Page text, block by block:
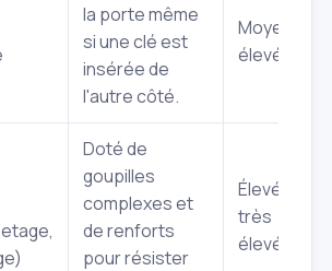
la porte même
si une clé est
insérée de
l'autre côté.
Moyen à
élevé
Doté de
goupilles
complexes et
de renforts
pour résister
Élevé à
très
élevé